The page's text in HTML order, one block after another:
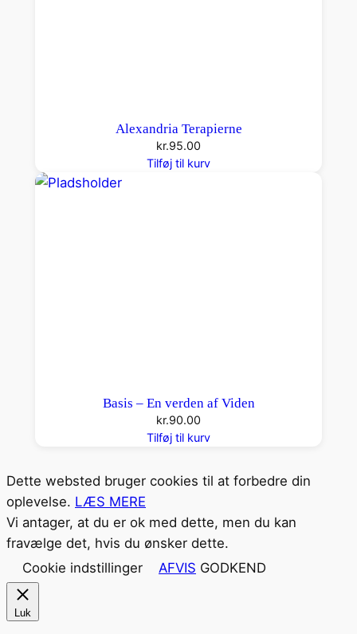
Alexandria Terapierne
kr.95.00
Tilføj til kurv
Basis – En verden af Viden
kr.90.00
Tilføj til kurv
Dette websted bruger cookies til at forbedre din
oplevelse. LÆS MERE
Vi antager, at du er ok med dette, men du kan
fravælge det, hvis du ønsker dette.
Cookie indstillinger
AFVIS GODKEND
Luk